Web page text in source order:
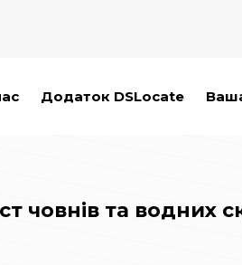
Додаток DSLocate
човнів та водних